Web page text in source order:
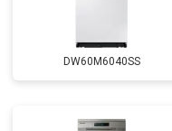
DW60M6040SS